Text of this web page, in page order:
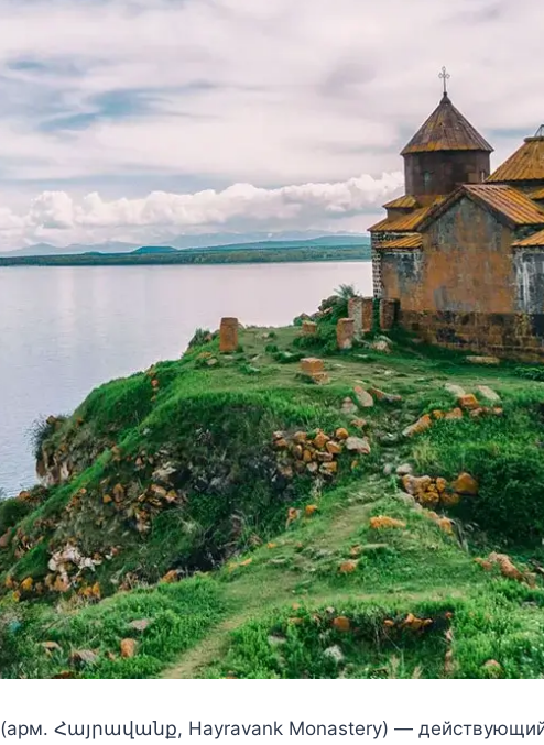
(арм. Հայրավանք, Hayravank Monastery) — действующий